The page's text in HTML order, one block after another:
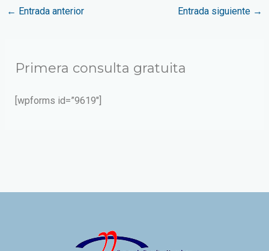
← Entrada anterior Entrada siguiente →
Primera consulta gratuita
[wpforms id=”9619″]